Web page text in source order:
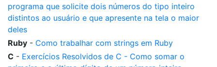
programa que solicite dois números do tipo inteiro
distintos ao usuário e que apresente na tela o maior
deles
Ruby - Como trabalhar com strings em Ruby
C - Exercícios Resolvidos de C - Como somar o